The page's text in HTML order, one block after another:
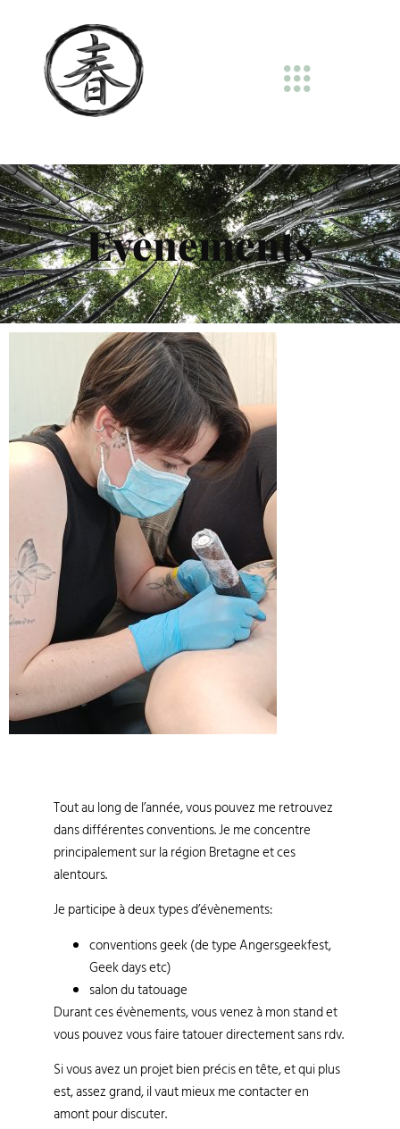
Evènements
Tout au long de l’année, vous pouvez me retrouvez
dans différentes conventions. Je me concentre
principalement sur la région Bretagne et ces
alentours.
Je participe à deux types d’évènements:
conventions geek (de type Angersgeekfest,
Geek days etc)
salon du tatouage
Durant ces évènements, vous venez à mon stand et
vous pouvez vous faire tatouer directement sans rdv.
Si vous avez un projet bien précis en tête, et qui plus
est, assez grand, il vaut mieux me contacter en
amont pour discuter.